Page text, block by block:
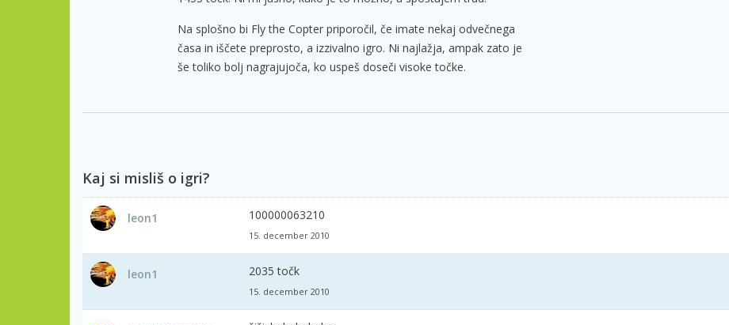
Na splošno bi Fly the Copter priporočil, če imate nekaj odvečnega
časa in iščete preprosto, a izzivalno igro. Ni najlažja, ampak zato je
še toliko bolj nagrajujoča, ko uspeš doseči visoke točke.
Kaj si misliš o igri?
leon1 100000063210
15. december 2010
leon1 2035 točk
15. december 2010